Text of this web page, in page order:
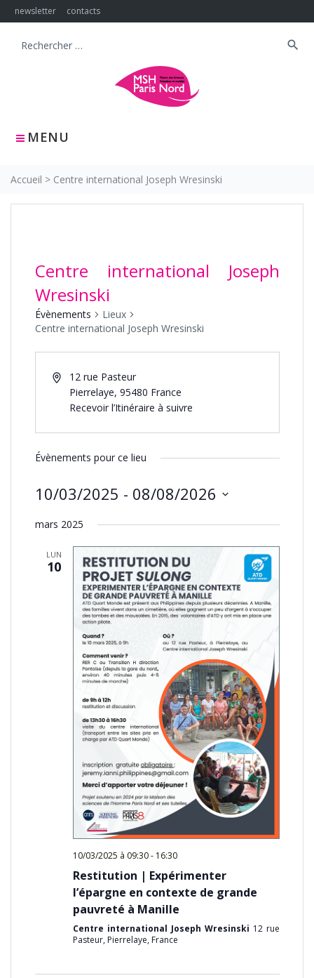
Skip
to
newsletter contacts
MENU
Search
search
Accueil > Centre international Joseph Wresinski
Centre international Joseph
Wresinski
Évènements
Lieux
Centre international Joseph Wresinski
12 rue Pasteur
Pierrelaye, 95480 France
Recevoir l’Itinéraire à suivre
Évènements pour ce lieu
10/03/2025 - 08/08/2026
une
mars 2025
LUN
10
10/03/2025 à 09:30- 16:30
Restitution | Expérimenter
l’épargne en contexte de grande
pauvreté à Manille
Centre international Joseph Wresinski 12 rue
Pasteur, Pierrelaye, France